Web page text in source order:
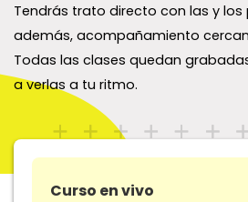
Tendrás trato directo con las y los
además, acompañamiento
Todas las clases quedan
a verlas a tu ritmo.
Curso en vivo